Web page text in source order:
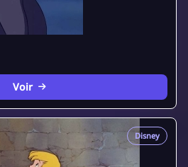
Voir
Disney